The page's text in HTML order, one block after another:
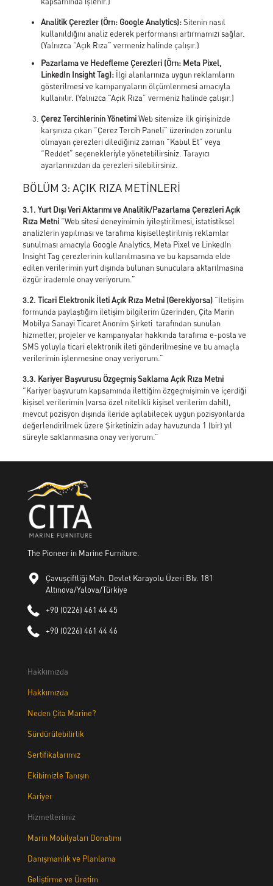
Analitik Çerezler (Örn: Google Analytics):Sitenin nasıl
kullanıldığını analiz ederek performansı artırmamızı sağlar.
(Yalnızca “Açık Rıza” vermeniz halinde çalışır.)
Pazarlama ve Hedefleme Çerezleri (Örn: Meta Pixel,
LinkedIn Insight Tag):İlgi alanlarınıza uygun reklamların
gösterilmesi ve kampanyaların ölçümlenmesi amacıyla
kullanılır. (Yalnızca “Açık Rıza” vermeniz halinde çalışır.)
Çerez Tercihlerinin YönetimiWeb sitemize ilk girişinizde
karşınıza çıkan “Çerez Tercih Paneli” üzerinden zorunlu
olmayan çerezleri dilediğiniz zaman “Kabul Et” veya
“Reddet” seçenekleriyle yönetebilirsiniz. Tarayıcı
ayarlarınızdan da çerezleri silebilirsiniz.
BÖLÜM 3: AÇIK RIZA METİNLERİ
3.1. Yurt Dışı Veri Aktarımı ve Analitik/Pazarlama Çerezleri Açık
Rıza Metni“Web sitesi deneyimimin iyileştirilmesi, istatistiksel
analizlerin yapılması ve tarafıma kişiselleştirilmiş reklamlar
sunulması amacıyla Google Analytics, Meta Pixel ve LinkedIn
Insight Tag çerezlerinin kullanılmasına ve bu kapsamda elde
edilen verilerimin yurt dışında bulunan sunuculara aktarılmasına
özgür irademle onay veriyorum.”
3.2. Ticari Elektronik İleti Açık Rıza Metni (Gerekiyorsa)“İletişim
formunda paylaştığım iletişim bilgilerim üzerinden, Çita Marin
Mobilya Sanayi Ticaret Anonim Şirketi tarafından sunulan
hizmetler, projeler ve kampanyalar hakkında tarafıma e-posta ve
SMS yoluyla ticari elektronik ileti gönderilmesine ve bu amaçla
verilerimin işlenmesine onay veriyorum.”
3.3. Kariyer Başvurusu Özgeçmiş Saklama Açık Rıza Metni
“Kariyer başvurum kapsamında ilettiğim özgeçmişimin ve içerdiği
kişisel verilerimin (varsa özel nitelikli kişisel verilerim dahil),
mevcut pozisyon dışında ileride açılabilecek uygun pozisyonlarda
değerlendirilmek üzere Şirketinizin aday havuzunda 1 (bir) yıl
süreyle saklanmasına onay veriyorum.”
The Pioneer in Marine Furniture.
Çavuşçiftliği Mah. Devlet Karayolu Üzeri Blv. 181
Altınova/Yalova/Türkiye
+90 (0226) 461 44 45
+90 (0226) 461 44 46
Hakkımızda
Hakkımızda
Neden Çita Marine?
Sürdürülebilirlik
Sertifikalarımız
Ekibimizle Tanışın
Kariyer
Hizmetlerimiz
Marin Mobilyaları Donatımı
Danışmanlık ve Planlama
Geliştirme ve Üretim